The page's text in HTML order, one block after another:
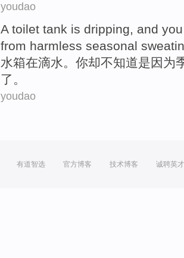
youdao
A toilet tank is dripping, and you
from harmless seasonal
水箱在滴水。 你却不知道是因为
了。
youdao
有道智选 官方博客 技术博客 诚聘英才